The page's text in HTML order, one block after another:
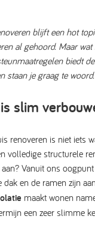
blijft een hot
al gehoord. Maar
biedt
staan je graag te woord.
slim
renoveren is niet iets
volledige structurele
aan? Vanuit ons
dak en de ramen zijn
maakt wonen
een zeer slimme